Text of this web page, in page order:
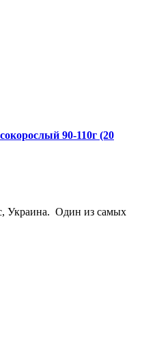
90-110г (20
Украина. Один из самых